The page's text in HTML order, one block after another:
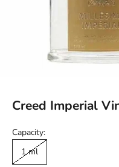
Creed Imperial
Capacity:
1 ml